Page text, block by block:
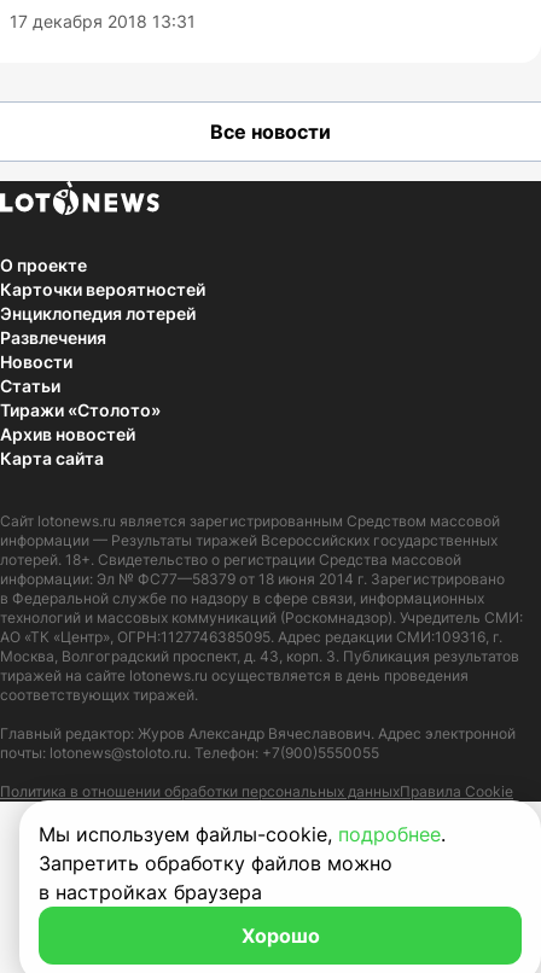
17 декабря 2018 13:31
Все новости
Мы используем файлы-cookie, подробнее.
Запретить обработку файлов можно
в настройках браузера
Хорошо
О проекте
Карточки вероятностей
Энциклопедия лотерей
Развлечения
Новости
Статьи
Тиражи «Столото»
Архив новостей
Карта сайта
Сайт lotonews.ru является зарегистрированным Средством массовой
информации — Результаты тиражей Всероссийских государственных
лотерей. 18+. Свидетельство о регистрации Средства массовой
информации: Эл № ФС77—58379 от 18 июня 2014 г. Зарегистрировано
в Федеральной службе по надзору в сфере связи, информационных
технологий и массовых коммуникаций (Роскомнадзор). Учредитель СМИ:
АО «ТК «Центр», ОГРН:1127746385095. Адрес редакции СМИ:109316, г.
Москва, Волгоградский проспект, д. 43, корп. 3. Публикация результатов
тиражей на сайте lotonews.ru осуществляется в день проведения
соответствующих тиражей.
Главный редактор: Журов Александр Вячеславович. Адрес электронной
почты: lotonews@stoloto.ru. Телефон: +7(900)5550055
Политика в отношении обработки персональных данныхПравила Cookie